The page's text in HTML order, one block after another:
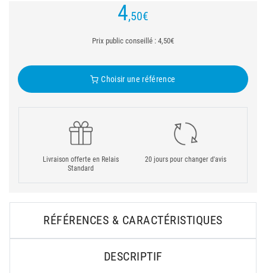
4,50€
Prix public conseillé : 4,50€
Choisir une référence
Livraison offerte en Relais
Standard
20 jours pour changer d'avis
RÉFÉRENCES & CARACTÉRISTIQUES
DESCRIPTIF